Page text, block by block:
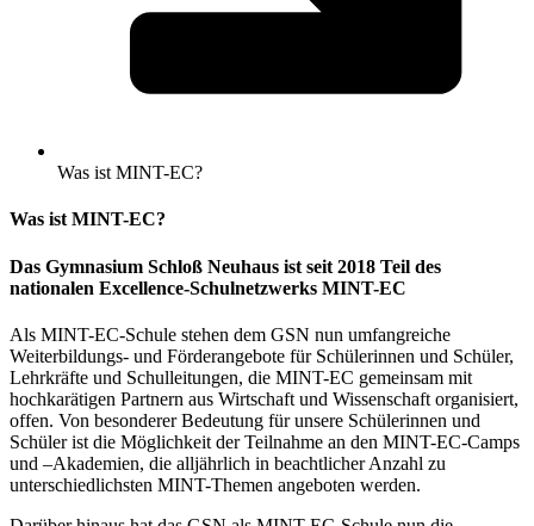
Was ist MINT-EC?
Was ist MINT-EC?
Das Gymnasium Schloß Neuhaus ist seit 2018 Teil des
nationalen Excellence-Schulnetzwerks MINT-EC
Als MINT-EC-Schule stehen dem GSN nun umfangreiche
Weiterbildungs- und Förderangebote für Schülerinnen und Schüler,
Lehrkräfte und Schulleitungen, die MINT-EC gemeinsam mit
hochkarätigen Partnern aus Wirtschaft und Wissenschaft organisiert,
offen. Von besonderer Bedeutung für unsere Schülerinnen und
Schüler ist die Möglichkeit der Teilnahme an den MINT-EC-Camps
und –Akademien, die alljährlich in beachtlicher Anzahl zu
unterschiedlichsten MINT-Themen angeboten werden.